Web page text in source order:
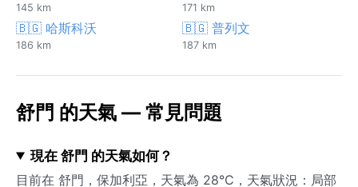
145 km 171 km
🇧🇬 哈斯科沃
186 km
🇧🇬 普列文
187 km
舒門 的天氣 — 常見問題
現在 舒門 的天氣如何？
目前在 舒門，保加利亞，天氣為 28°C，天氣狀況：局部